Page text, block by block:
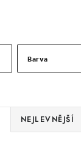
Barva
NEJLEVNĚJŠÍ